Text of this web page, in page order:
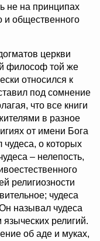
не на принципах
и общественного
церкви
философ той же
относился к
под сомнение
что все книги
в разное
от имени Бога
чудеса, о которых
– нелепость,
религиозности
чудеса
называл чудеса
религий.
об аде и муках,